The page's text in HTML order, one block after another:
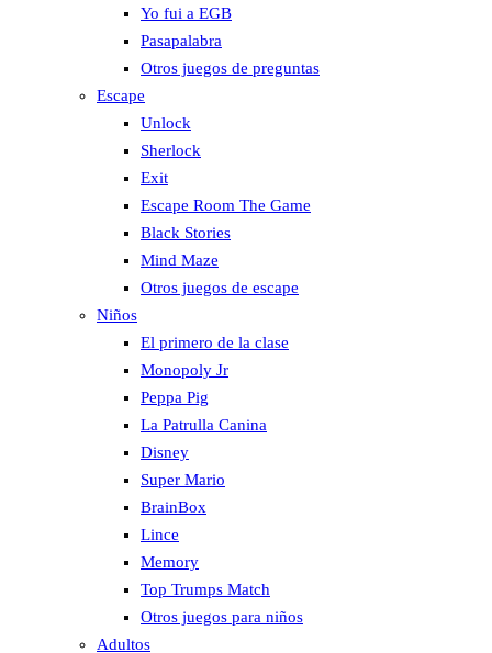
Yo fui a EGB
Pasapalabra
Otros juegos de preguntas
Escape
Unlock
Sherlock
Exit
Escape Room The Game
Black Stories
Mind Maze
Otros juegos de escape
Niños
El primero de la clase
Monopoly Jr
Peppa Pig
La Patrulla Canina
Disney
Super Mario
BrainBox
Lince
Memory
Top Trumps Match
Otros juegos para niños
Adultos